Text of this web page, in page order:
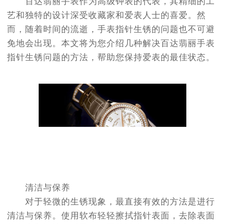
艺和独特的设计深受收藏家和爱表人士的喜爱。然
而，随着时间的流逝，手表指针生锈的问题也不可避
免地会出现。本文将为您介绍几种解决百达翡丽手表
指针生锈问题的方法，帮助您保持爱表的最佳状态。
清洁与保养
对于轻微的生锈现象，最直接有效的方法是进行
清洁与保养。使用软布轻轻擦拭指针表面，去除表面